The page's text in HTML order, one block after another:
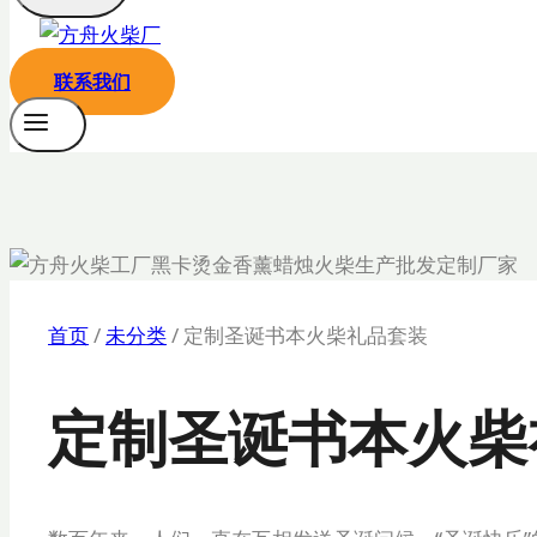
联系我们
首页/未分类/ 定制圣诞书本火柴礼品套装
定制圣诞书本火